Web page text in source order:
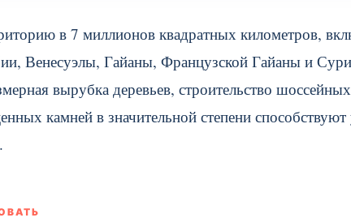
в 7 миллионов квадратных километров,
Венесуэлы, Гайаны, Французской Гайаны и
вырубка деревьев, строительство
камней в значительной степени